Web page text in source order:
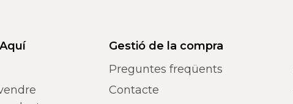
Gestió de la compra
Preguntes freqüents
Contacte